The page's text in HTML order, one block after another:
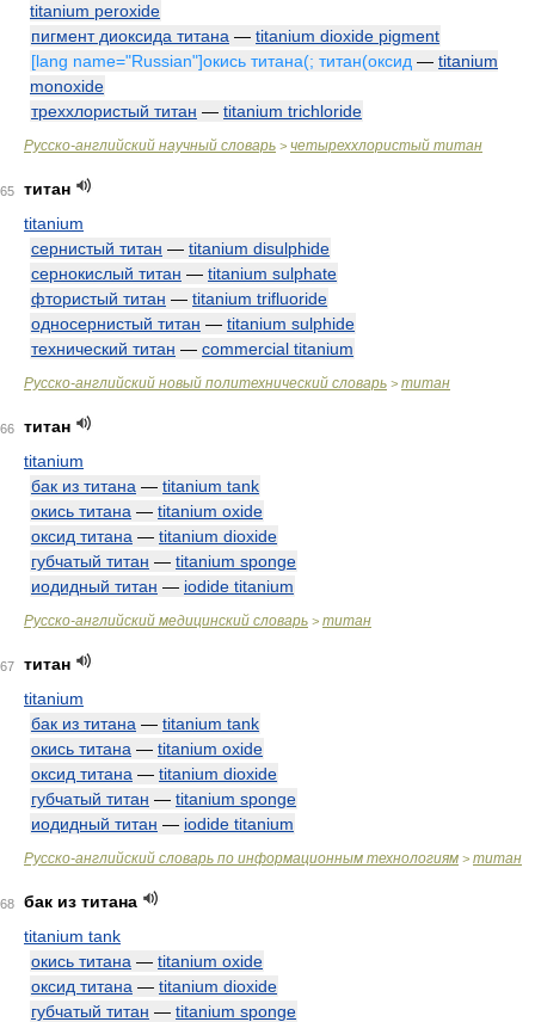
titanium peroxide
пигмент диоксида титана — titanium dioxide pigment
[lang name="Russian"]окись титана(; титан(оксид — titanium
monoxide
треххлористый титан — titanium trichloride
Русско-английский научный словарь > четыреххлористый титан
65
титан
titanium
сернистый титан — titanium disulphide
сернокислый титан — titanium sulphate
фтористый титан — titanium trifluoride
односернистый титан — titanium sulphide
технический титан — commercial titanium
Русско-английский новый политехнический словарь > титан
66
титан
titanium
бак из титана — titanium tank
окись титана — titanium oxide
оксид титана — titanium dioxide
губчатый титан — titanium sponge
иодидный титан — iodide titanium
Русско-английский медицинский словарь > титан
67
титан
titanium
бак из титана — titanium tank
окись титана — titanium oxide
оксид титана — titanium dioxide
губчатый титан — titanium sponge
иодидный титан — iodide titanium
Русско-английский словарь по информационным технологиям > титан
68
бак из титана
titanium tank
окись титана — titanium oxide
оксид титана — titanium dioxide
губчатый титан — titanium sponge